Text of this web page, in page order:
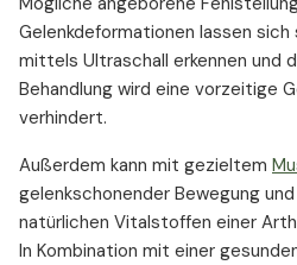
Gelenkdeformationen lassen
mittels Ultraschall erkennen und
Behandlung wird eine vorzeitige
verhindert.
Außerdem kann mit gezieltem
gelenkschonender Bewegung
natürlichen Vitalstoffen einer
In Kombination mit einer